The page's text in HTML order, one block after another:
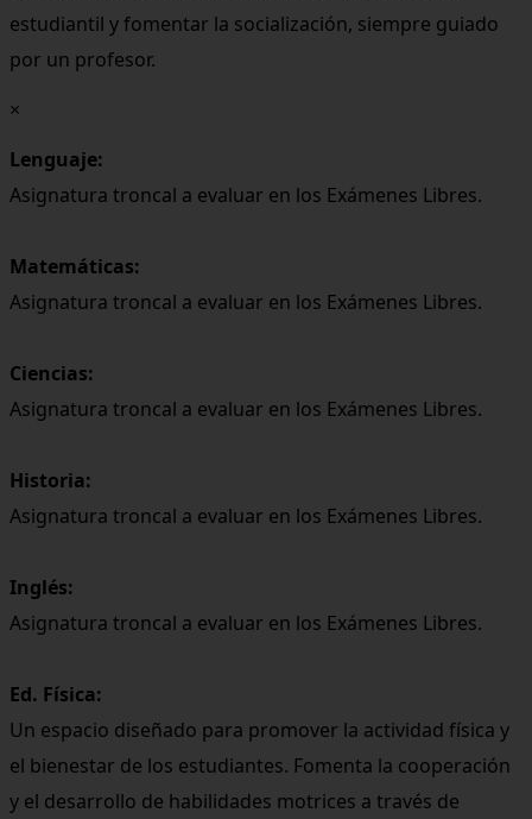
estudiantil y fomentar la socialización, siempre guiado
por un profesor.
×
Lenguaje:
Asignatura troncal a evaluar en los Exámenes Libres.
Matemáticas:
Asignatura troncal a evaluar en los Exámenes Libres.
Ciencias:
Asignatura troncal a evaluar en los Exámenes Libres.
Historia:
Asignatura troncal a evaluar en los Exámenes Libres.
Inglés:
Asignatura troncal a evaluar en los Exámenes Libres.
Ed. Física:
Un espacio diseñado para promover la actividad física y
el bienestar de los estudiantes. Fomenta la cooperación
y el desarrollo de habilidades motrices a través de